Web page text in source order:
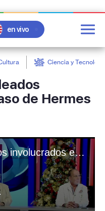
en vivo
Ciencia y
de Hermes
Destituyen a empleados involucrados en el caso de Hermes Ávila